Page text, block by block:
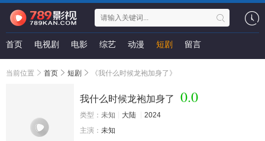
首页 电视剧 电影 综艺 动漫 短剧 留言
当前位置 首页 短剧 《我什么时候龙袍加身了》
我什么时候龙袍加身了 0.0
类型： 未知 大陆
2024
主演： 未知